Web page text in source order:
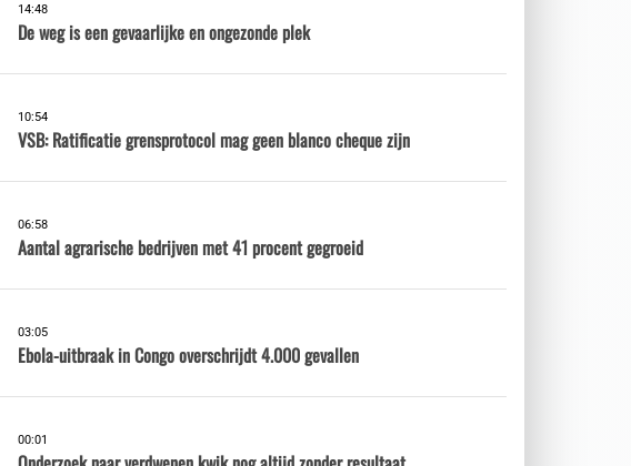
14:48
De weg is een gevaarlijke en ongezonde plek
10:54
VSB: Ratificatie grensprotocol mag geen blanco cheque zijn
06:58
Aantal agrarische bedrijven met 41 procent gegroeid
03:05
Ebola-uitbraak in Congo overschrijdt 4.000 gevallen
00:01